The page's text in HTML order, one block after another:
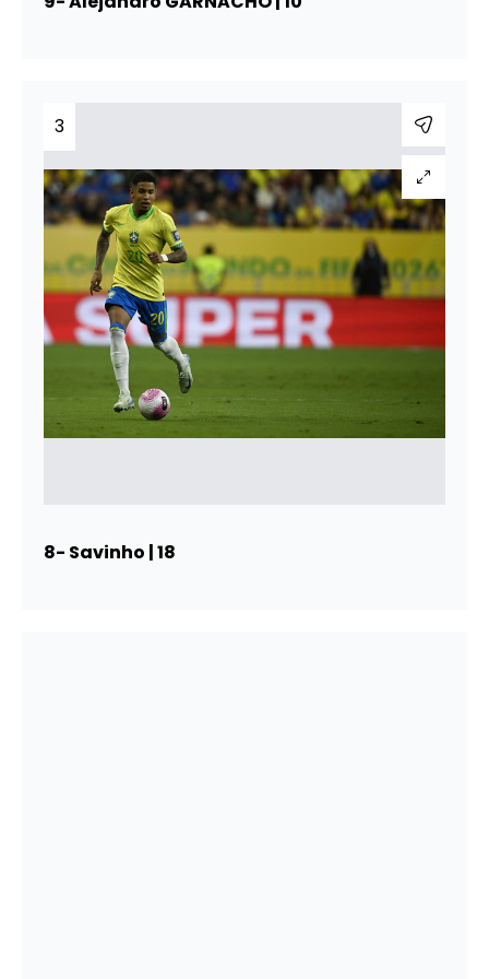
3
8- Savinho | 18